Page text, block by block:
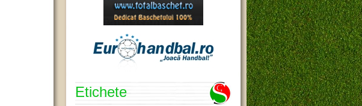
Etichete